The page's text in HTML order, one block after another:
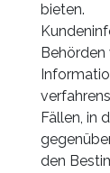
bieten.
Behörden
Fällen, in
den